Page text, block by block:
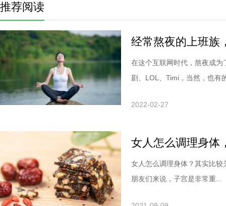
推荐阅读
经常熬夜的上班族
在这个互联网时代，熬夜成
剧、LOL、Timi，当然，也有
2022-02-27
女人怎么调理身体
女人怎么调理身体？其实比
朋友们来说，子宫是非常重...